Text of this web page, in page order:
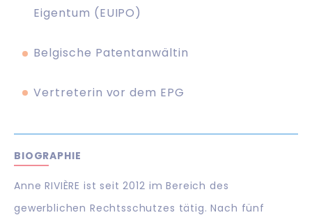
Eigentum (EUIPO)
Belgische Patentanwältin
Vertreterin vor dem EPG
BIOGRAPHIE
Anne RIVIÈRE ist seit 2012 im Bereich des
gewerblichen Rechtsschutzes tätig. Nach fünf